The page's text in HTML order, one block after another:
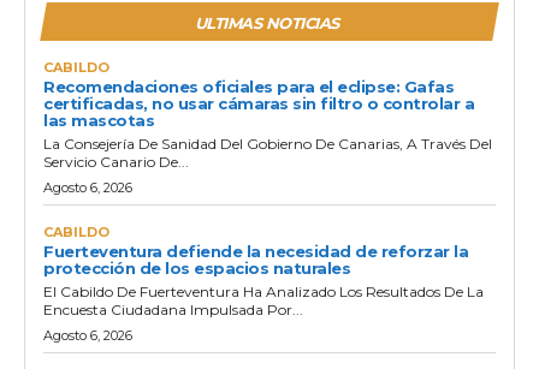
ULTIMAS NOTICIAS
CABILDO
Recomendaciones oficiales para el eclipse: Gafas
certificadas, no usar cámaras sin filtro o controlar a
las mascotas
La Consejería De Sanidad Del Gobierno De Canarias, A Través Del
Servicio Canario De...
Agosto 6, 2026
CABILDO
Fuerteventura defiende la necesidad de reforzar la
protección de los espacios naturales
El Cabildo De Fuerteventura Ha Analizado Los Resultados De La
Encuesta Ciudadana Impulsada Por...
Agosto 6, 2026